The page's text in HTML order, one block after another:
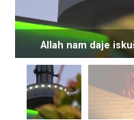
Allah nam daje